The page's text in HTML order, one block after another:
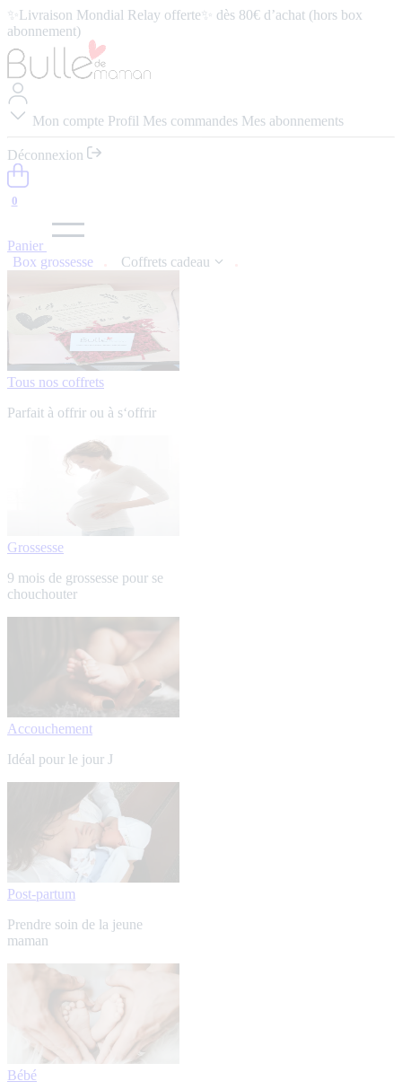
✨Livraison Mondial Relay offerte✨ dès 80€ d’achat (hors box
abonnement)
⭐️ 4,9/5 (57 avis google) ⭢
Mon compte Profil Mes commandes Mes abonnements
Déconnexion
0
Panier
Box grossesse
Coffrets cadeau
Tous nos coffrets
Parfait à offrir ou à s‘offrir
Grossesse
9 mois de grossesse pour se
chouchouter
Accouchement
Idéal pour le jour J
Post-partum
Prendre soin de la jeune
maman
Bébé